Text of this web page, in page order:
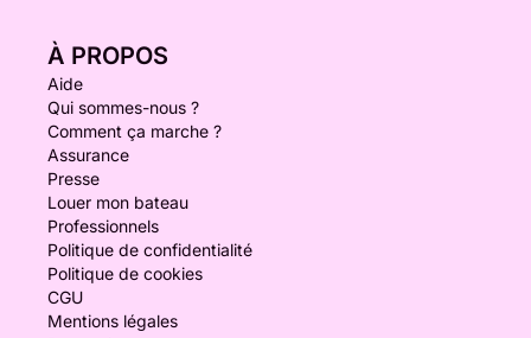
À PROPOS
Aide
Qui sommes-nous ?
Comment ça marche ?
Assurance
Presse
Louer mon bateau
Professionnels
Politique de confidentialité
Politique de cookies
CGU
Mentions légales